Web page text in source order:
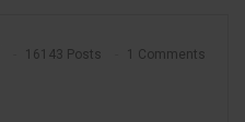
16143 Posts 1 Comments